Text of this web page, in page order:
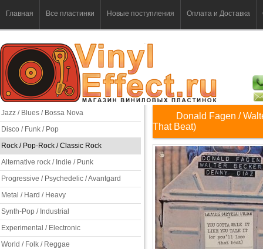
Главная Все пластинки Новые поступления Оплата и Доставка
Jazz / Blues / Bossa Nova
Disco / Funk / Pop
Rock / Pop-Rock / Classic Rock
Alternative rock / Indie / Punk
Progressive / Psychedelic / Avantgard
Metal / Hard / Heavy
Synth-Pop / Industrial
Experimental / Electronic
World / Folk / Reggae
Donald Fagen /
That Beat)